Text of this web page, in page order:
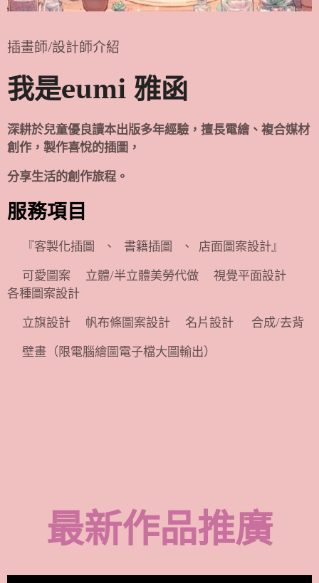
插畫師/設計師介紹
我是eumi 雅函
深耕於兒童優良讀本出版多年經驗，擅長電繪、複合媒材
創作，製作喜悅的插圖，
分享生活的創作旅程。
服務項目
🌿『客製化插圖 、 書籍插圖 、 店面圖案設計』
🌿可愛圖案🌿立體/半立體美勞代做🌿視覺平面設計🌿
各種圖案設計
🌿立旗設計🌿帆布條圖案設計🌿名片設計 🌿合成/去背
🌿壁畫（限電腦繪圖電子檔大圖輸出）
最新作品推廣